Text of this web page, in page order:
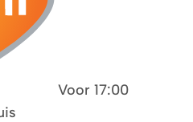
Voor 17:00